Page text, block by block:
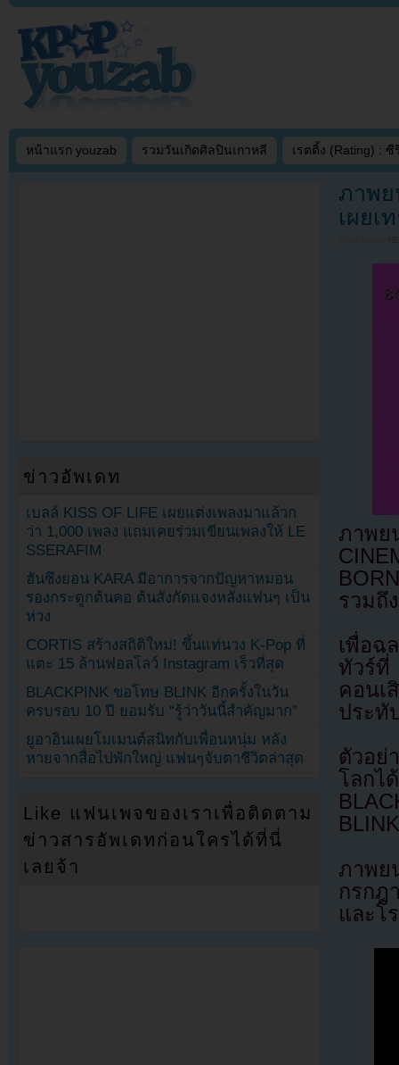
หน้าแรก youzab รวมวันเกิดศิลปินเกาหลี เรตติ้ง (Rating) : ซี
ภาพย
เผยเ
ภาพย
รวมถึ
เพื่อฉ
ทัวร์ที่
คอนเ
ประทั
ตัวอย่
โลก
ภาพ
กรกฎ
และโ
ข่าวอัพเดท
เบลล์ KISS OF LIFE เผยแต่งเพลงมาแล้วก
ว่า 1,000 เพลง แถมเคยร่วมเขียนเพลงให้ LE
SSERAFIM
ฮันซึงยอน KARA มีอาการจากปัญหาหมอน
รองกระดูกต้นคอ ต้นสังกัดแจงหลังแฟนๆ เป็น
ห่วง
CORTIS สร้างสถิติใหม่! ขึ้นแท่นวง K-Pop ที่
แตะ 15 ล้านฟอลโลว์ Instagram เร็วที่สุด
BLACKPINK ขอโทษ BLINK อีกครั้งในวัน
ครบรอบ 10 ปี ยอมรับ “รู้ว่าวันนี้สำคัญมาก”
ยูอาอินเผยโมเมนต์สนิทกับเพื่อนหนุ่ม หลัง
หายจากสื่อไปพักใหญ่ แฟนๆจับตาชีวิตล่าสุด
Like แฟนเพจของเราเพื่อติดตาม
ข่าวสารอัพเดทก่อนใครได้ที่นี่
เลยจ้า